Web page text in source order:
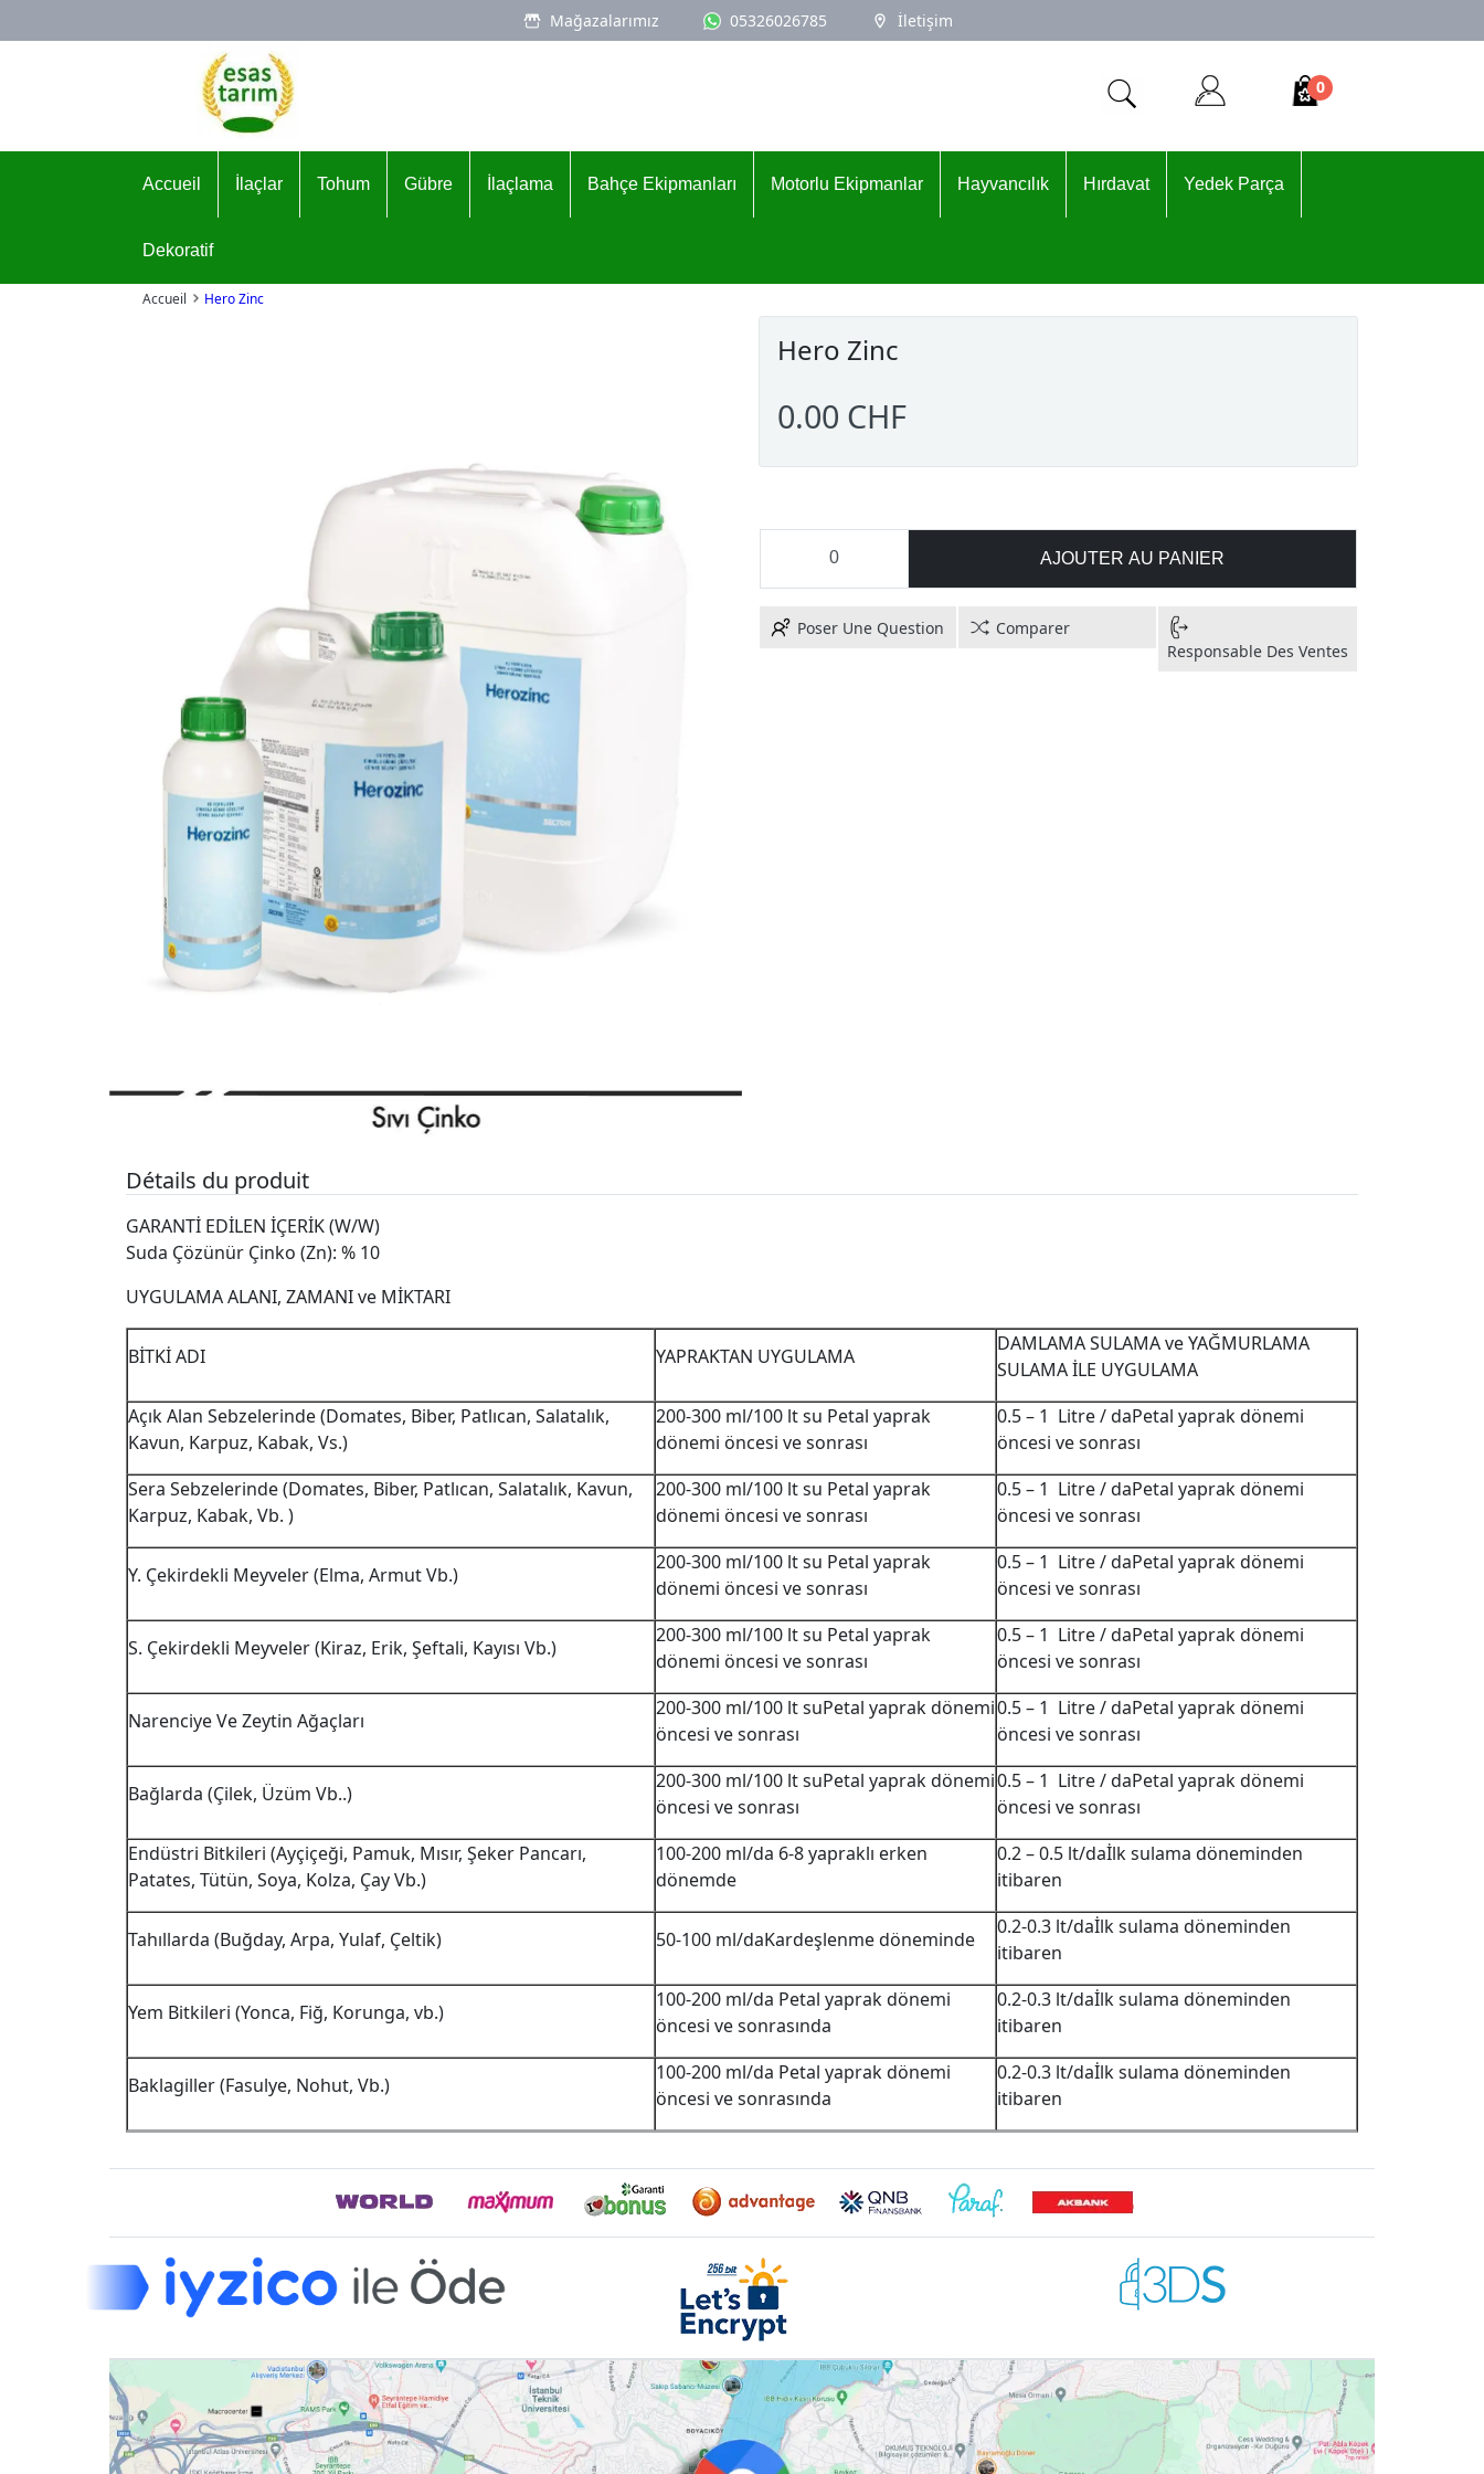
Mağazalarımız 05326026785 İletişim
Logo
0
Accueil İlaçlar Tohum Gübre İlaçlama Bahçe Ekipmanları Motorlu Ekipmanlar Hayvancılık Hırdavat Yedek Parça
Dekoratif
Accueil Hero Zinc
Hero Zinc
0.00 CHF
AJOUTER AU PANIER
Poser Une Question
Comparer
Responsable Des Ventes
Détails du produit
GARANTİ EDİLEN İÇERİK (W/W)
Suda Çözünür Çinko (Zn): % 10
UYGULAMA ALANI, ZAMANI ve MİKTARI
BİTKİ ADI YAPRAKTAN UYGULAMA
DAMLAMA SULAMA ve YAĞMURLAMA
SULAMA İLE UYGULAMA
Açık Alan Sebzelerinde (Domates, Biber, Patlıcan, Salatalık,
Kavun, Karpuz, Kabak, Vs.)
200-300 ml/100 lt su Petal yaprak
dönemi öncesi ve sonrası
0.5 – 1 Litre / daPetal yaprak dönemi
öncesi ve sonrası
Sera Sebzelerinde (Domates, Biber, Patlıcan, Salatalık, Kavun,
Karpuz, Kabak, Vb. )
200-300 ml/100 lt su Petal yaprak
dönemi öncesi ve sonrası
0.5 – 1 Litre / daPetal yaprak dönemi
öncesi ve sonrası
Y. Çekirdekli Meyveler (Elma, Armut Vb.)
200-300 ml/100 lt su Petal yaprak
dönemi öncesi ve sonrası
0.5 – 1 Litre / daPetal yaprak dönemi
öncesi ve sonrası
S. Çekirdekli Meyveler (Kiraz, Erik, Şeftali, Kayısı Vb.)
200-300 ml/100 lt su Petal yaprak
dönemi öncesi ve sonrası
0.5 – 1 Litre / daPetal yaprak dönemi
öncesi ve sonrası
Narenciye Ve Zeytin Ağaçları
200-300 ml/100 lt suPetal yaprak dönemi
öncesi ve sonrası
0.5 – 1 Litre / daPetal yaprak dönemi
öncesi ve sonrası
Bağlarda (Çilek, Üzüm Vb..)
200-300 ml/100 lt suPetal yaprak dönemi
öncesi ve sonrası
0.5 – 1 Litre / daPetal yaprak dönemi
öncesi ve sonrası
Endüstri Bitkileri (Ayçiçeği, Pamuk, Mısır, Şeker Pancarı,
Patates, Tütün, Soya, Kolza, Çay Vb.)
100-200 ml/da 6-8 yapraklı erken
dönemde
0.2 – 0.5 lt/daİlk sulama döneminden
itibaren
Tahıllarda (Buğday, Arpa, Yulaf, Çeltik) 50-100 ml/daKardeşlenme döneminde
0.2-0.3 lt/daİlk sulama döneminden
itibaren
Yem Bitkileri (Yonca, Fiğ, Korunga, vb.)
100-200 ml/da Petal yaprak dönemi
öncesi ve sonrasında
0.2-0.3 lt/daİlk sulama döneminden
itibaren
Baklagiller (Fasulye, Nohut, Vb.)
100-200 ml/da Petal yaprak dönemi
öncesi ve sonrasında
0.2-0.3 lt/daİlk sulama döneminden
itibaren